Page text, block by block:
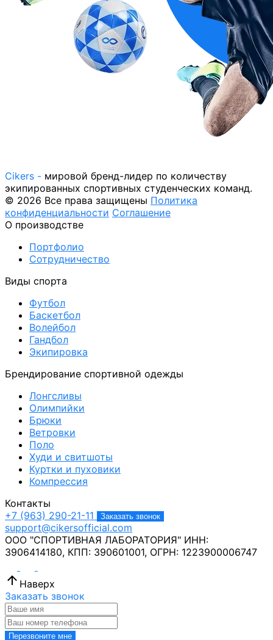
Cikers - мировой бренд-лидер по количеству
экипированных спортивных студенческих команд.
© 2026 Все права защищены Политика
конфиденциальности Соглашение
О производстве
Портфолио
Сотрудничество
Виды спорта
Футбол
Баскетбол
Волейбол
Гандбол
Экипировка
Брендирование спортивной одежды
Лонгсливы
Олимпийки
Брюки
Ветровки
Поло
Худи и свитшоты
Куртки и пуховики
Компрессия
Контакты
+7 (963) 290-21-11
Заказать звонок
support@cikersofficial.com
ООО "СПОРТИВНАЯ ЛАБОРАТОРИЯ" ИНН:
3906414180, КПП: 390601001, ОГРН: 1223900006747
Наверх
Заказать звонок
Перезвоните мне